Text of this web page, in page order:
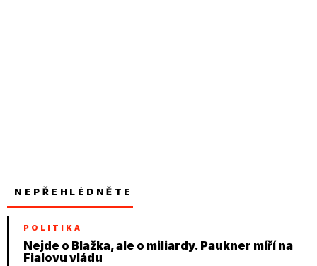
NEPŘEHLÉDNĚTE
POLITIKA
Nejde o Blažka, ale o miliardy. Paukner míří na
Fialovu vládu